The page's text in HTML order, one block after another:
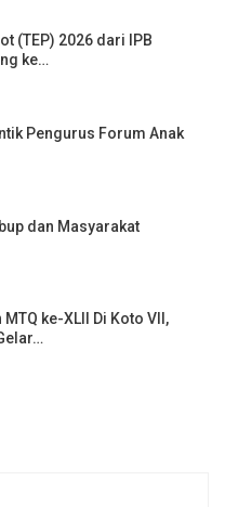
(TEP) 2026 dari IPB
ke…
Pengurus Forum Anak
dan Masyarakat
ke-XLII Di Koto VII,